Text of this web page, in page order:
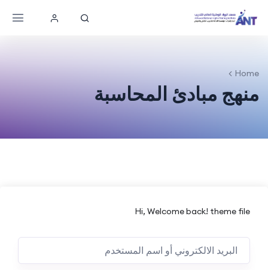
Home
منهج مبادئ المحاسبة
Hi, Welcome back! theme file